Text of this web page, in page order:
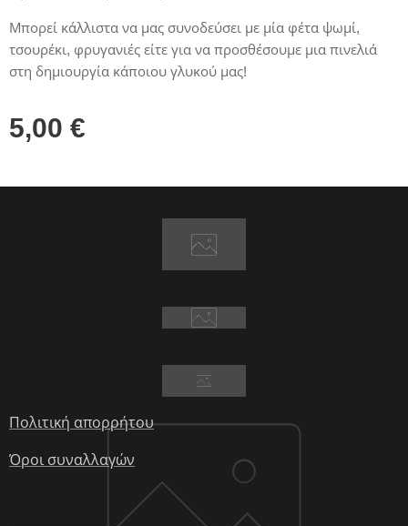
Μπορεί κάλλιστα να μας συνοδεύσει με μία φέτα ψωμί,
τσουρέκι, φρυγανιές είτε για να προσθέσουμε μια πινελιά
στη δημιουργία κάποιου γλυκού μας!
5,00 €
Πολιτική απορρήτου
Όροι συναλλαγών